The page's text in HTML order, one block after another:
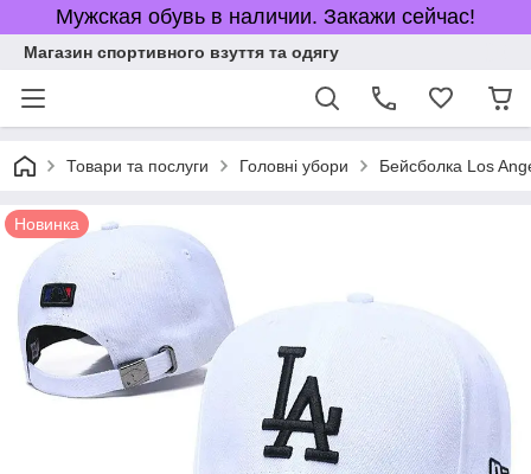
Мужская обувь в наличии. Закажи сейчас!
Магазин спортивного взуття та одягу
Товари та послуги Головні убори Бейсболка Los
Новинка